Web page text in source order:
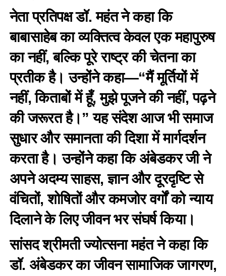
नेता प्रतिपक्ष डॉ. महंत ने कहा कि
बाबासाहेब का व्यक्तित्व केवल एक महापुरुष
का नहीं, बल्कि पूरे राष्ट्र की चेतना का
प्रतीक है। उन्होंने कहा—“मैं मूर्तियों में
नहीं, किताबों में हूँ, मुझे पूजने की नहीं, पढ़ने
की जरूरत है।” यह संदेश आज भी समाज
सुधार और समानता की दिशा में मार्गदर्शन
करता है। उन्होंने कहा कि अंबेडकर जी ने
अपने अदम्य साहस, ज्ञान और दूरदृष्टि से
वंचितों, शोषितों और कमजोर वर्गों को न्याय
दिलाने के लिए जीवन भर संघर्ष किया।
सांसद श्रीमती ज्योत्सना महंत ने कहा कि
डॉ. अंबेडकर का जीवन सामाजिक जागरण,